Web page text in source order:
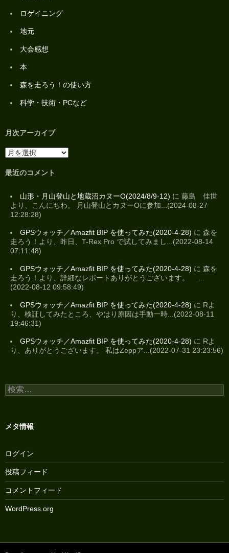
ロゲイニング
地元
大会感想
本
森を走ろう！の使い方
科学・技術・PCなど
月次アーカイブ
最近のコメント
山形・月山登山と地蔵沼カヌーO(2024/8/9-12) に 藤島 佳世
より、こんにちわ。 月山登山とカヌーOに参加...(2024-08-27
12:28:28)
GPSウォッチ／Amazfit BIP を使ってみた(2020-4-28) に 森を
走ろう！より、昨日、T-Rex Pro で試してみまし...(2022-08-14
07:11:48)
GPSウォッチ／Amazfit BIP を使ってみた(2020-4-28) に 森を
走ろう！より、詳細なレポートありがとうございます。 ...
(2022-08-12 09:58:49)
GPSウォッチ／Amazfit BIP を使ってみた(2020-4-28) に Rよ
り、検証してみたところ、やはり原因は手動一時...(2022-08-11
19:46:31)
GPSウォッチ／Amazfit BIP を使ってみた(2020-4-28) に Rよ
り、ありがとうございます。 私はZeppア...(2022-07-31 23:23:56)
検
索:
メタ情報
ログイン
投稿フィード
コメントフィード
WordPress.org